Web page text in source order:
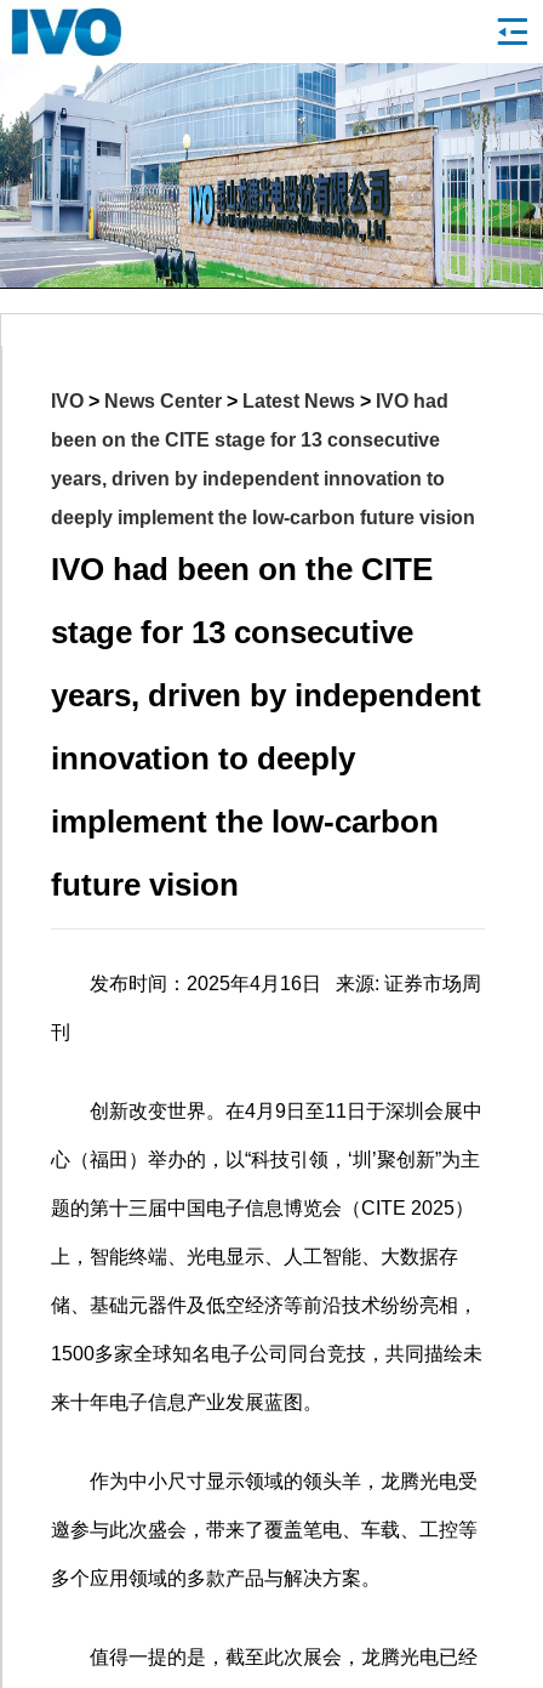
IVO > News Center > Latest News > IVO had
been on the CITE stage for 13 consecutive
years, driven by independent innovation to
deeply implement the low-carbon future vision
IVO had been on the CITE
stage for 13 consecutive
years, driven by independent
innovation to deeply
implement the low-carbon
future vision
发布时间： 2025年4月 16日 来源: 证券市场周
刊
创新改变世界。在4月 9日至11 日于深圳会展中
心（福田）举办的，以“科技引领， ‘圳 ’聚创新”为主
题的第十三届中国电子信息博览会（CITE 2025）
上，智能终端、光电显示、人工智能、大数据存
储、基础元器件及低空经济等前沿技术纷纷亮相，
1500多家全球知名电子公司同台竞技，共同描绘未
来十年电子信息产业发展蓝图。
作为中小尺寸显示领域的领头羊，龙腾光电受
邀参与此次盛会，带来了覆盖笔电、车载、工控等
多个应用领域的多款产品与解决方案。
值得一提的是，截至此次展会，龙腾光电已经